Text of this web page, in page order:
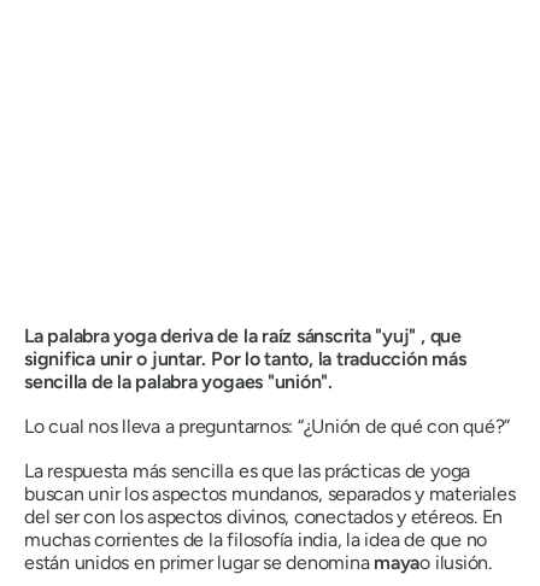
La palabra yoga deriva de la raíz sánscrita "yuj" , que
significa unir o juntar. Por lo tanto, la traducción más
sencilla de la palabrayogaes "unión".
Lo cual nos lleva a preguntarnos: “¿Unión de qué con qué?”
La respuesta más sencilla es que las prácticas de yoga
buscan unir los aspectos mundanos, separados y materiales
del ser con los aspectos divinos, conectados y etéreos. En
muchas corrientes de la filosofía india, la idea de que no
están unidos en primer lugar se denomina mayao ilusión.